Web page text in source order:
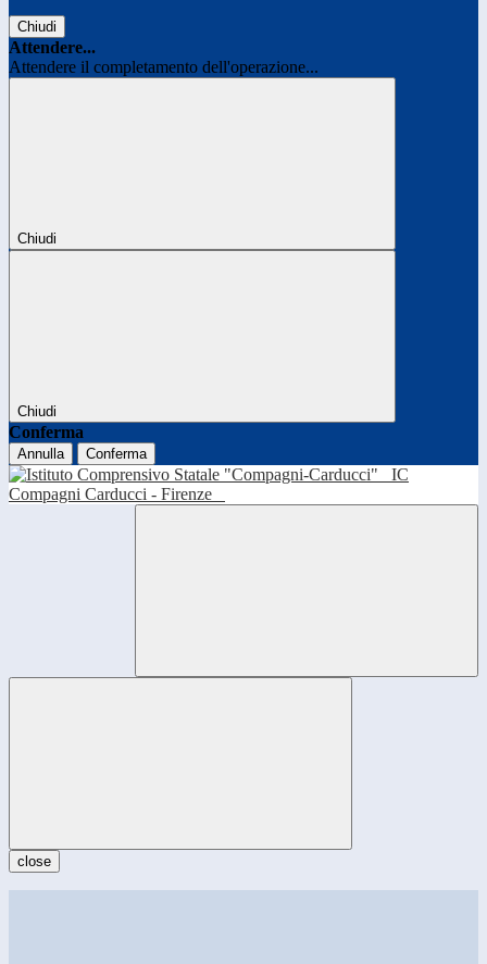
Chiudi
Attendere...
Attendere il completamento dell'operazione...
Chiudi
Chiudi
Conferma
Annulla Conferma
IC
Compagni Carducci - Firenze
close